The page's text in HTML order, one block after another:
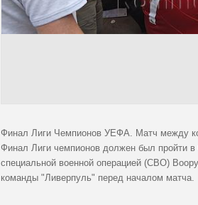
Финал Лиги Чемпионов УЕФА. Матч между
Финал Лиги чемпионов должен был пройти
специальной военной операцией (СВО)
команды "Ливерпуль" перед началом матча.